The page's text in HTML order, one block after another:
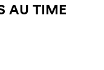
AU TIME